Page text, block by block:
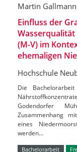
Martin Gallmann
Einfluss der
(M-V) im
ehemaligen
Hochschule
Die
Godendorfer
Zusammenhang
eines
werden…
Bachelorarbeit